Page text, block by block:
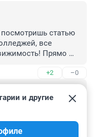
посмотришь статью
все
Прямо
+2 –0
учителей
не идут выпускники
зарплаты.
и другие